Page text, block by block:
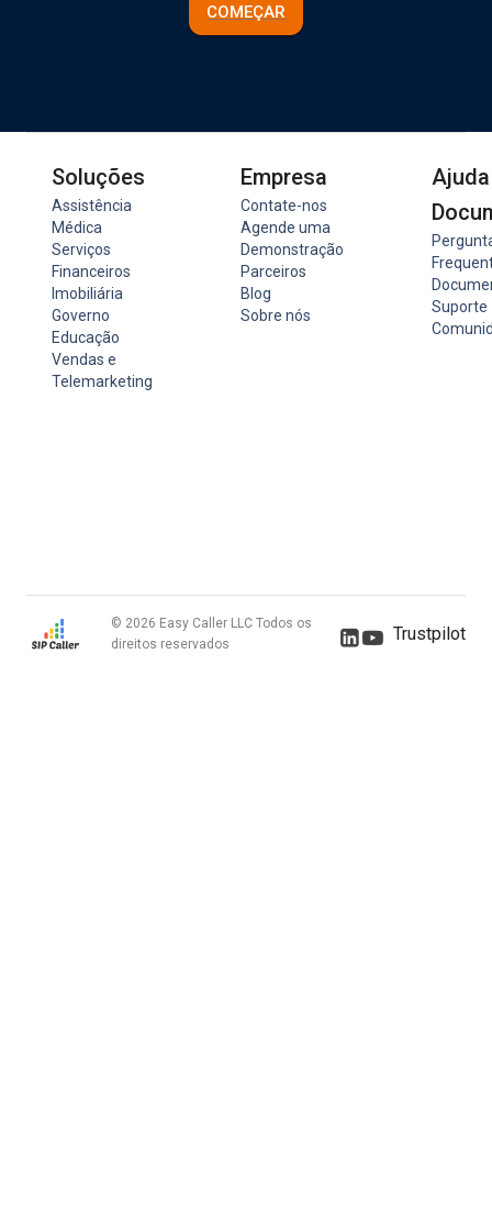
COMEÇAR
Soluções
Assistência
Médica
Serviços
Financeiros
Imobiliária
Governo
Educação
Vendas e
Telemarketing
Empresa
Contate-nos
Agende uma
Demonstração
Parceiros
Blog
Sobre nós
Suporte
© 2026 Easy Caller LLC Todos os
direitos reservados
Trustpilot